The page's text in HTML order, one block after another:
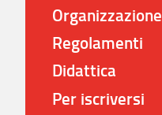
Organizzazione
Regolamenti
Didattica
Per iscriversi